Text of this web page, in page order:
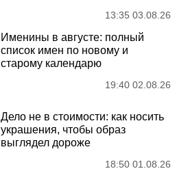
13:35 03.08.26
Именины в августе: полный
список имен по новому и
старому календарю
19:40 02.08.26
Дело не в стоимости: как носить
украшения, чтобы образ
выглядел дороже
18:50 01.08.26